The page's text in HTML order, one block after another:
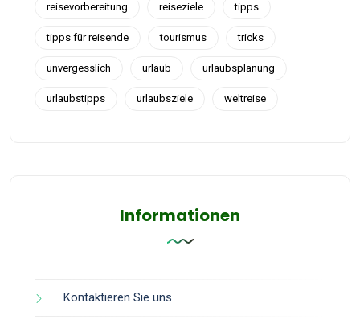
reisevorbereitung reiseziele tipps
tipps für reisende tourismus tricks
unvergesslich urlaub urlaubsplanung
urlaubstipps urlaubsziele weltreise
Informationen
Kontaktieren Sie uns